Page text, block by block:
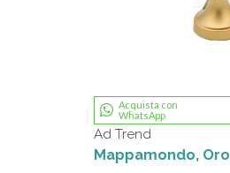
Acquista con
WhatsApp
Ad Trend
Mappamondo, Oro